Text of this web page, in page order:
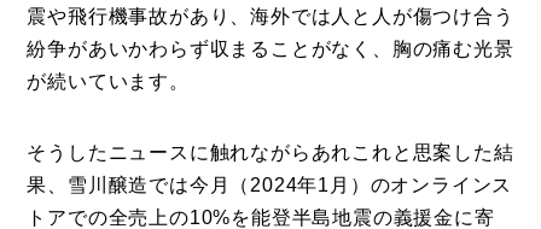
震や飛行機事故があり、海外では人と人が傷つけ合う
紛争があいかわらず収まることがなく、胸の痛む光景
が続いています。
そうしたニュースに触れながらあれこれと思案した結
果、雪川醸造では今月（2024年1月）のオンラインス
トアでの全売上の10%を能登半島地震の義援金に寄